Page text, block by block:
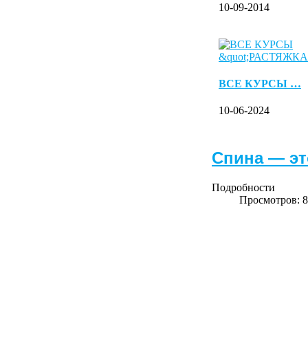
10-09-2014
ВСЕ КУРСЫ …
10-06-2024
Спина —
Подробности
Просмотров: